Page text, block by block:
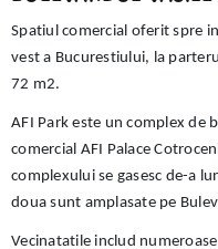
Spatiul comercial oferit spre
vest a Bucurestiului, la
72 m2.
AFI Park este un complex de
comercial AFI Palace
complexului se gasesc de-a
doua sunt amplasate pe
Vecinatatile includ